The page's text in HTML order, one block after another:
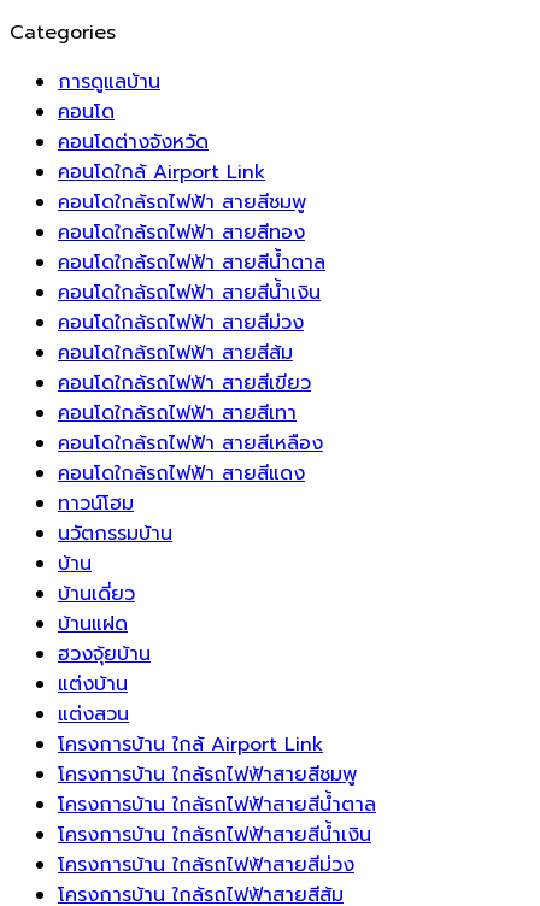
สู่
พื้นที่
ดัน
สูง
สำหรับ
บ้าน
อัจฉริยะ
ยุค
ใหม่
แผ่น
รอง
ขา
เฟอร์นิเจอร์
ช่วย
ยืด
อายุ
การ
ใช้
งาน
ของ
พื้น
บ้าน
ได้
ยาวนาน
ขึ้น
วง
จุ้ย
สำหรับ
ห้อง
สวด
มนต์
หัน
หน้า
ไป
ทาง
ทิศ
ตะวัน
ออก
เป็น
ทิศ
แห่ง
พลังงาน
บวก
และ
ความ
เจริญ
รุ่งเรือง
Categories
การดูแลบ้าน
คอนโด
คอนโดต่างจังหวัด
คอนโดใกล้ Airport Link
คอนโดใกล้รถไฟฟ้า สายสีชมพู
คอนโดใกล้รถไฟฟ้า สายสีทอง
คอนโดใกล้รถไฟฟ้า สายสีน้ำตาล
คอนโดใกล้รถไฟฟ้า สายสีน้ำเงิน
คอนโดใกล้รถไฟฟ้า สายสีม่วง
คอนโดใกล้รถไฟฟ้า สายสีส้ม
คอนโดใกล้รถไฟฟ้า สายสีเขียว
คอนโดใกล้รถไฟฟ้า สายสีเทา
คอนโดใกล้รถไฟฟ้า สายสีเหลือง
คอนโดใกล้รถไฟฟ้า สายสีแดง
ทาวน์โฮม
นวัตกรรมบ้าน
บ้าน
บ้านเดี่ยว
บ้านแฝด
ฮวงจุ้ยบ้าน
แต่งบ้าน
แต่งสวน
โครงการบ้าน ใกล้ Airport Link
โครงการบ้าน ใกล้รถไฟฟ้าสายสีชมพู
โครงการบ้าน ใกล้รถไฟฟ้าสายสีน้ำตาล
โครงการบ้าน ใกล้รถไฟฟ้าสายสีน้ำเงิน
โครงการบ้าน ใกล้รถไฟฟ้าสายสีม่วง
โครงการบ้าน ใกล้รถไฟฟ้าสายสีส้ม